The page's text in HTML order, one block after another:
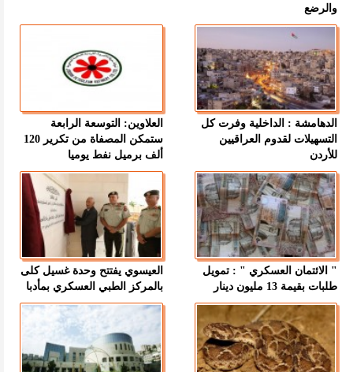
والرضع
الدهامشة : الداخلية وفرت كل
التسهيلات لقدوم العراقيين
للأردن
العلاوين: التوسعة الرابعة
ستمكن المصفاة من تكرير 120
ألف برميل نفط يوميا
" الائتمان العسكري " : تمويل
طلبات بقيمة 13 مليون دينار
العيسوي يفتتح وحدة غسيل كلى
بالمركز الطبي العسكري بمأدبا